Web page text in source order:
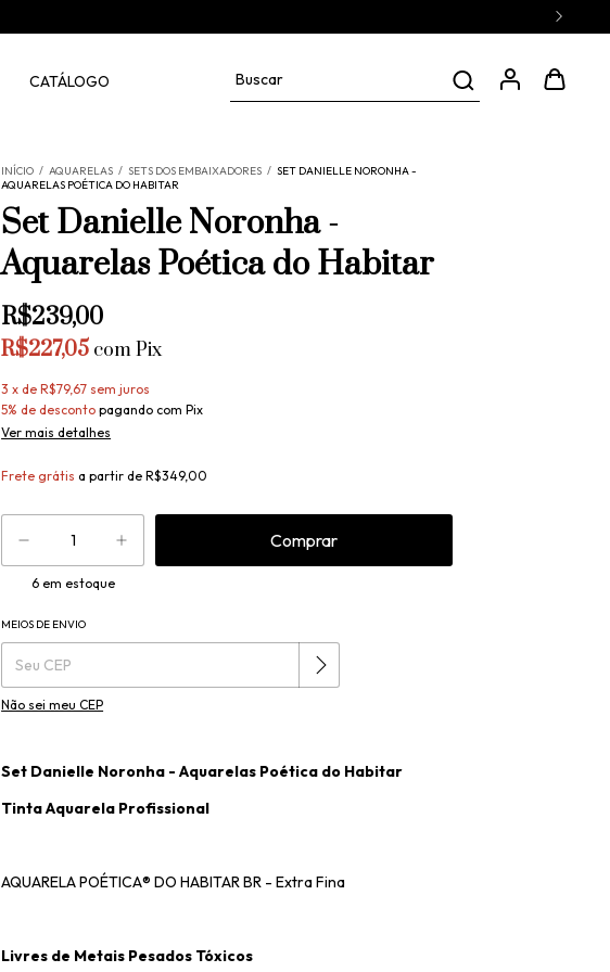
CATÁLOGO
INÍCIO / AQUARELAS / SETS DOS EMBAIXADORES / SET DANIELLE NORONHA -
AQUARELAS POÉTICA DO HABITAR
Set Danielle Noronha -
Aquarelas Poética do Habitar
R$239,00
R$227,05 comPix
3 x deR$79,67 sem juros
5% de desconto pagando com Pix
Ver mais detalhes
Frete grátis a partir deR$349,00
6em estoque
Entregas para o CEP:
MEIOS DE ENVIO
Não sei meu CEP
Set Danielle Noronha - Aquarelas Poética do Habitar
Tinta Aquarela Profissional
AQUARELA POÉTICA® DO HABITAR BR - Extra Fina
Livres de Metais Pesados Tóxicos